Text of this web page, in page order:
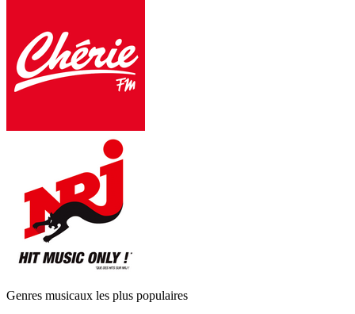
Genres musicaux les plus populaires